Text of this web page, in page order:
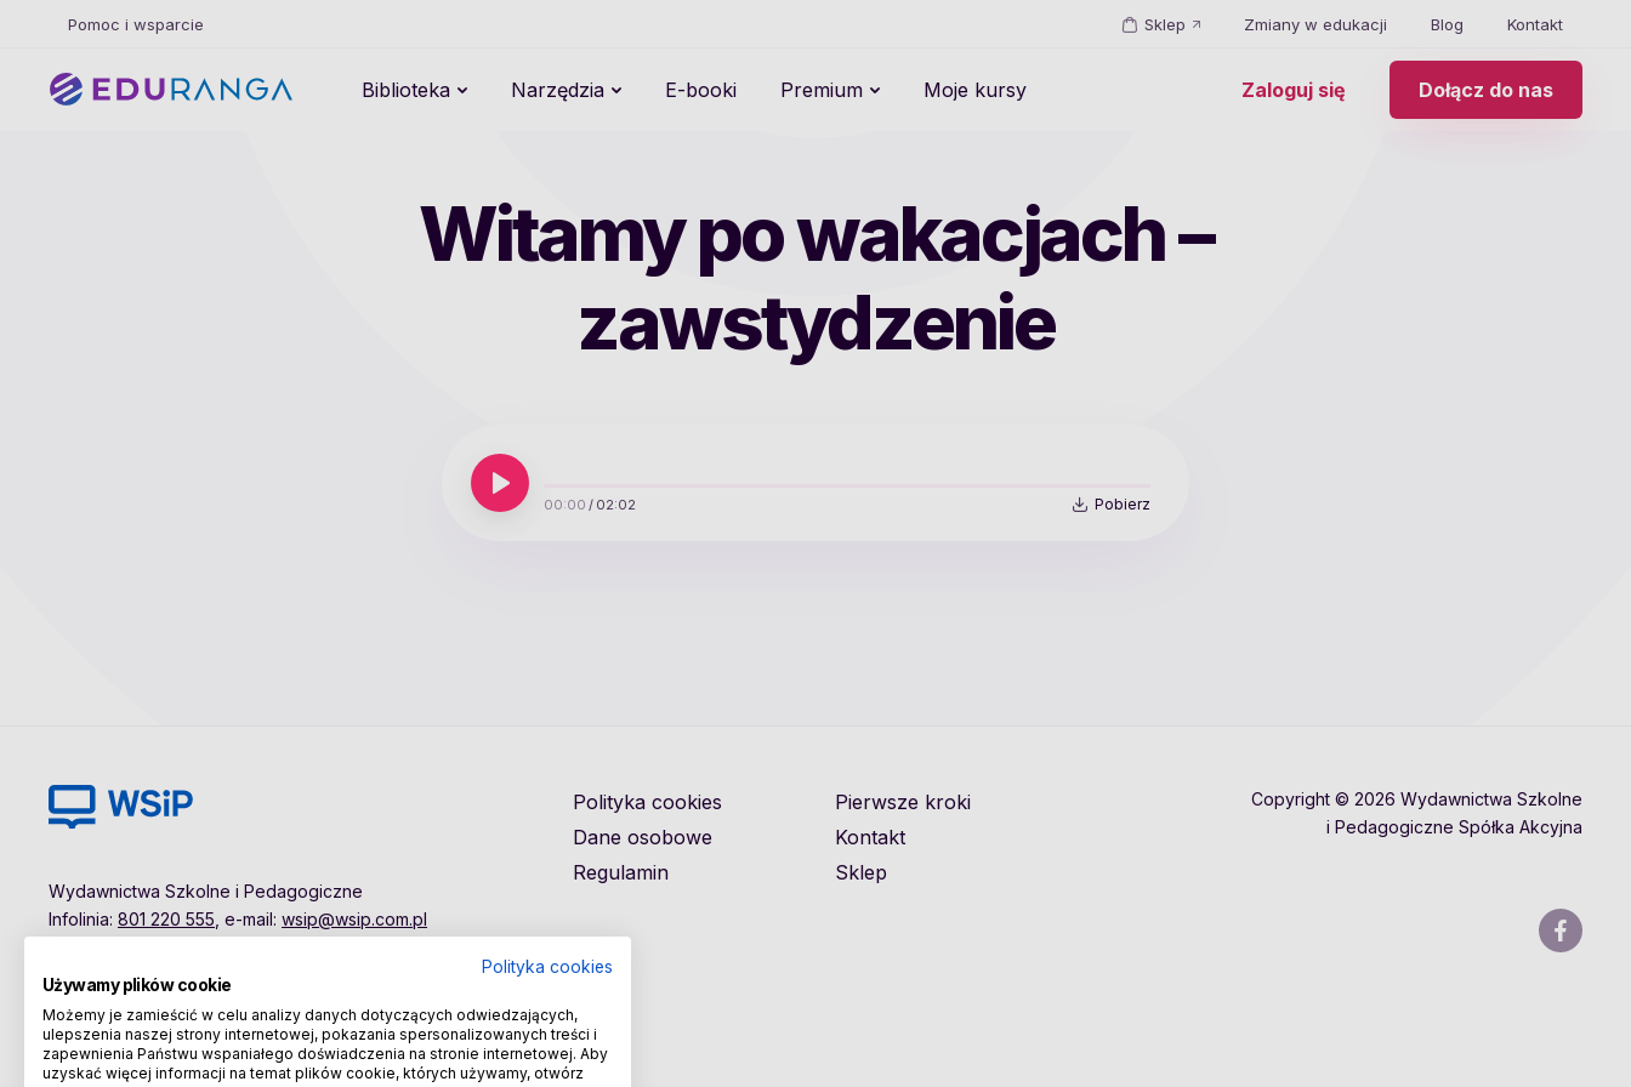
Pomoc i wsparcie Sklep Zmiany w edukacji Blog Kontakt
Biblioteka Narzędzia E-booki Premium Moje kursy Zaloguj się Dołącz do nas
Witamy po wakacjach –
zawstydzenie
00:00 / 02:02 Pobierz
Wydawnictwa Szkolne i Pedagogiczne
Infolinia: 801 220 555 , e-mail: wsip@wsip.com.pl
Polityka cookies
Dane osobowe
Regulamin
Pierwsze kroki
Kontakt
Sklep
Copyright © 2026 Wydawnictwa Szkolne
i Pedagogiczne Spółka Akcyjna
Polityka cookies
Używamy plików cookie
Możemy je zamieścić w celu analizy danych dotyczących odwiedzających,
ulepszenia naszej strony internetowej, pokazania spersonalizowanych treści i
zapewnienia Państwu wspaniałego doświadczenia na stronie internetowej. Aby
uzyskać więcej informacji na temat plików cookie, których używamy, otwórz